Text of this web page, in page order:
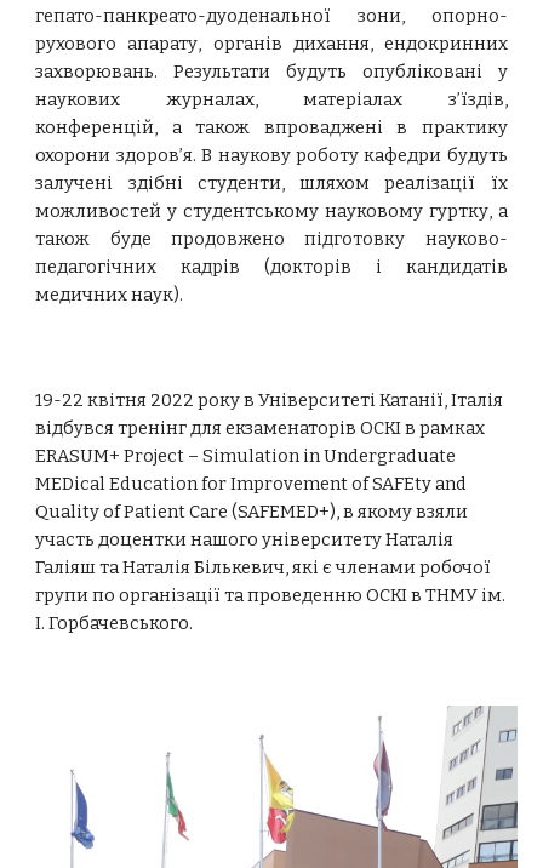
гепато-панкреато-дуоденальної зони, опорно-
рухового апарату, органів дихання, ендокринних
захворювань. Результати будуть опубліковані у
наукових журналах, матеріалах з’їздів,
конференцій, а також впроваджені в практику
охорони здоров’я. В наукову роботу кафедри будуть
залучені здібні студенти, шляхом реалізації їх
можливостей у студентському науковому гуртку, а
також буде продовжено підготовку науково-
педагогічних кадрів (докторів і кандидатів
медичних наук).
19-22 квітня 2022 року в Університеті Катанії, Італія
відбувся тренінг для екзаменаторів ОСКІ в рамках
ERASUM+ Project – Simulation in Undergraduate
MEDical Education for Improvement of SAFEty and
Quality of Patient Care (SAFEMED+), в якому взяли
участь доцентки нашого університету Наталія
Галіяш та Наталія Бількевич, які є членами робочої
групи по організації та проведенню ОСКІ в ТНМУ ім.
І. Горбачевського.